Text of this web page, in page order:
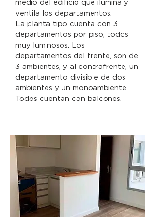
medio del edificio que ilumina y
ventila los departamentos.
La planta tipo cuenta con 3
departamentos por piso, todos
muy luminosos. Los
departamentos del frente, son de
3 ambientes, y al contrafrente, un
departamento divisible de dos
ambientes y un monoambiente.
Todos cuentan con balcones.